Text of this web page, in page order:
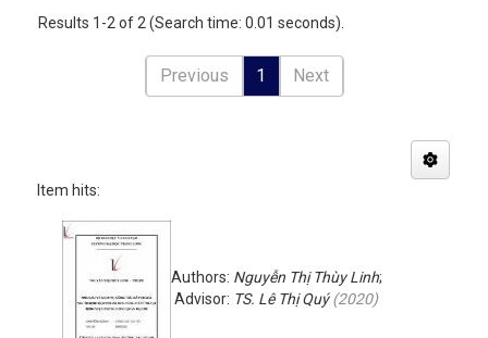
Results 1-2 of 2 (Search time: 0.01 seconds).
Previous 1 Next
Item hits:
Authors: Nguyễn Thị Thùy Linh;
Advisor: TS. Lê Thị Quý(2020)